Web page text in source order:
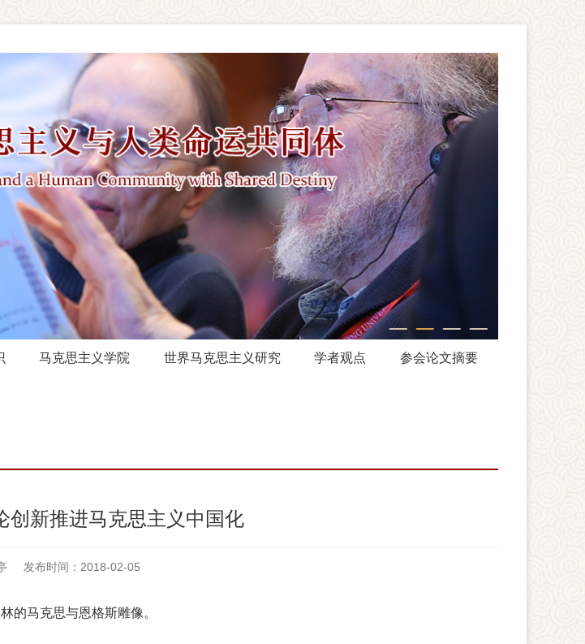
马克思主义学院 世界马克思主义研究 学者观点 参会论文摘要
创新推进马克思主义中国化
发布时间：2018-02-05
的马克思与恩格斯雕像。